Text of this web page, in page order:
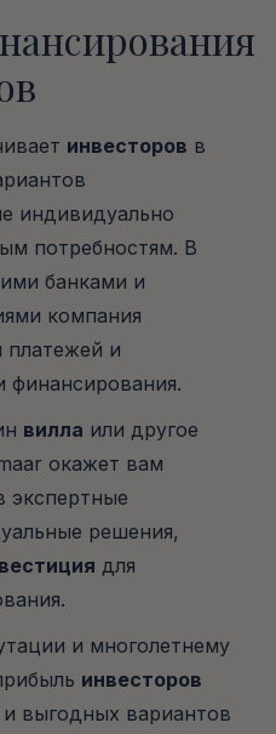
инвесторов в
индивидуально
потребностям. В
банками и
компания
платежей и
финансирования.
вилла или другое
окажет вам
экспертные
решения,
для
и многолетнему
инвесторов
выгодных вариантов